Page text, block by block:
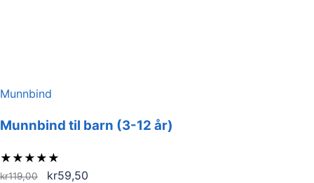
Munnbind
Munnbind til barn (3-12 år)
★ ★ ★ ★ ★
kr119,00
Opprinnelig
kr59,50